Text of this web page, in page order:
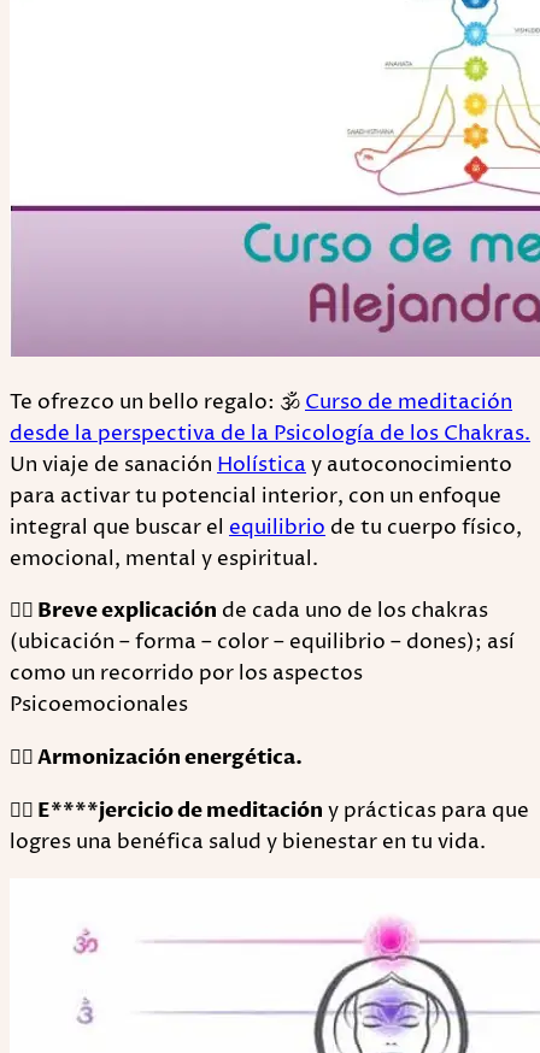
Te ofrezco un bello regalo: 🕉Curso de meditación
desde la perspectiva de la Psicología de los Chakras.
Un viaje de sanación Holísticay autoconocimiento
para activar tu potencial interior, con un enfoque
integral que buscar el equilibrio de tu cuerpo físico,
emocional, mental y espiritual.
🧘‍♀ Breve explicación de cada uno de los chakras
(ubicación – forma – color – equilibrio – dones); así
como un recorrido por los aspectos
Psicoemocionales
🧘‍♀ Armonización energética.
🧘‍♀ E****jercicio de meditación y prácticas para que
logres una benéfica salud y bienestar en tu vida.